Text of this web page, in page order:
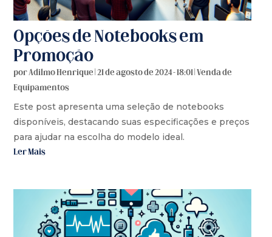
Opções de Notebooks em
Promoção
porAdilmo Henrique |21 de agosto de 2024 - 18:01 |Venda de
Equipamentos
Este post apresenta uma seleção de notebooks
disponíveis, destacando suas especificações e preços
para ajudar na escolha do modelo ideal.
Ler Mais